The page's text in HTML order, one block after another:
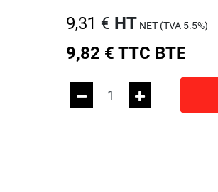
9,31 € HT NET (TVA 5.5%)
9,82 € TTC BTE